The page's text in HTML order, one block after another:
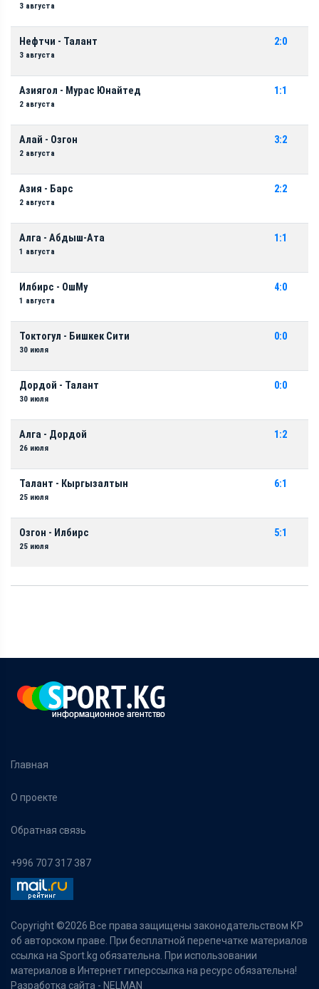
3 августа
Нефтчи - Талант
3 августа
2:0
Азиягол - Мурас Юнайтед
2 августа
1:1
Алай - Озгон
2 августа
3:2
Азия - Барс
2 августа
2:2
Алга - Абдыш-Ата
1 августа
1:1
Илбирс - ОшМу
1 августа
4:0
Токтогул - Бишкек Сити
30 июля
0:0
Дордой - Талант
30 июля
0:0
Алга - Дордой
26 июля
1:2
Талант - Кыргызалтын
25 июля
6:1
Озгон - Илбирс
25 июля
5:1
Главная
О проекте
Обратная связь
+996 707 317 387
Copyright ©2026 Все права защищены законодательством КР
об авторском праве. При бесплатной перепечатке материалов
ссылка на Sport.kg обязательна. При использовании
материалов в Интернет гиперссылка на ресурс обязательна!
Разработка сайта - NELMAN